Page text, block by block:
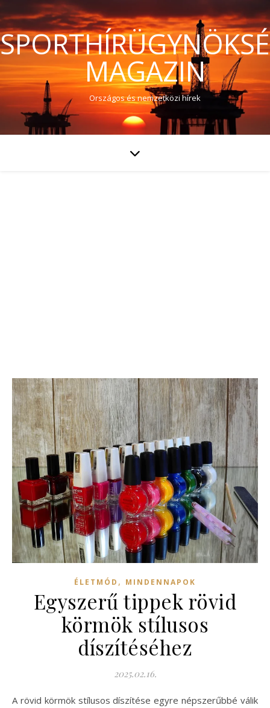
MAGAZIN
Országos és nemzetközi hírek
ÉLETMÓD , MINDENNAPOK
Egyszerű tippek rövid
körmök stílusos
díszítéséhez
2025.02.16.
A rövid körmök stílusos díszítése egyre népszerűbbé válik